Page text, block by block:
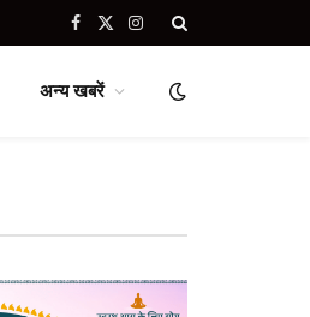
Facebook
X
Instagram
अन्य खबरें